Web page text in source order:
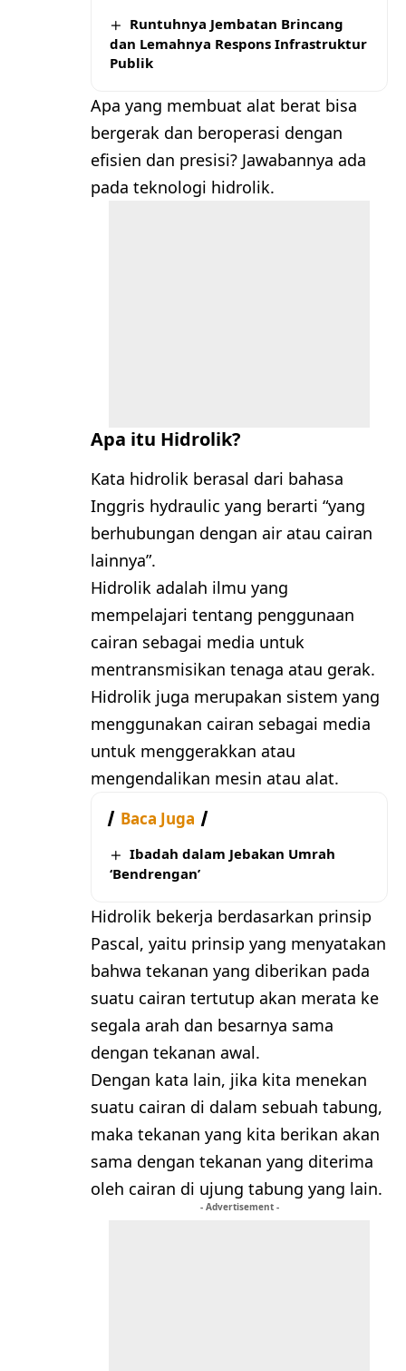
Runtuhnya Jembatan Brincang
dan Lemahnya Respons Infrastruktur
Publik
Apa yang membuat alat berat bisa
bergerak dan beroperasi dengan
efisien dan presisi? Jawabannya ada
pada teknologi hidrolik.
Apa itu Hidrolik?
Kata hidrolik berasal dari bahasa
Inggris hydraulic yang berarti “yang
berhubungan dengan air atau cairan
lainnya”.
Hidrolik adalah ilmu yang
mempelajari tentang penggunaan
cairan sebagai media untuk
mentransmisikan tenaga atau gerak.
Hidrolik juga merupakan sistem yang
menggunakan cairan sebagai media
untuk menggerakkan atau
mengendalikan mesin atau alat.
Baca Juga
Ibadah dalam Jebakan Umrah
‘Bendrengan’
Hidrolik bekerja berdasarkan prinsip
Pascal, yaitu prinsip yang menyatakan
bahwa tekanan yang diberikan pada
suatu cairan tertutup akan merata ke
segala arah dan besarnya sama
dengan tekanan awal.
Dengan kata lain, jika kita menekan
suatu cairan di dalam sebuah tabung,
maka tekanan yang kita berikan akan
sama dengan tekanan yang diterima
oleh cairan di ujung tabung yang lain.
- Advertisement -